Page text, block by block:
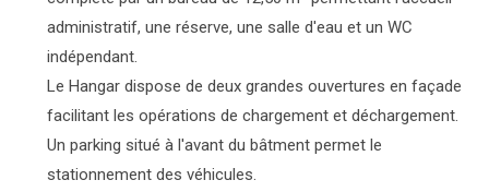
administratif, une réserve, une salle d'eau et un WC
indépendant.
Le Hangar dispose de deux grandes ouvertures en façade
facilitant les opérations de chargement et déchargement.
Un parking situé à l'avant du bâtment permet le
stationnement des véhicules.